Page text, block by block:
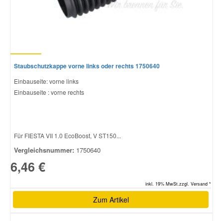
Staubschutzkappe vorne links oder rechts 1750640
Einbauseite: vorne links
Einbauseite : vorne rechts
Für FIESTA VII 1.0 EcoBoost, V ST150...
Vergleichsnummer: 1750640
6,46 €
inkl. 19% MwSt.zzgl. Versand *
Zum Artikel